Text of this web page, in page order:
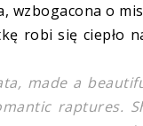
wzbogacona o
robi się ciepło
made a
raptures.